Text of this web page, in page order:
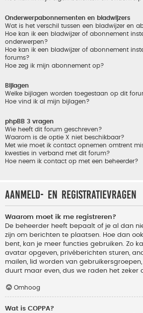
Onderwerpabonnementen en bladwijzers
Wat is het verschil tussen een bladwijzer en
Hoe kan ik een bladwijzer of abonnement
onderwerpen?
Hoe kan ik een bladwijzer of abonnement
forums?
Hoe zeg ik mijn abonnement op?
Bijlagen
Welke bijlagen worden toegestaan op dit
Hoe vind ik al mijn bijlagen?
phpBB 3 vragen
Wie heeft dit forum geschreven?
Waarom is de optie X niet beschikbaar?
Met wie moet ik contact opnemen omtrent
kwesties in verband met dit forum?
Hoe neem ik contact op met een beheerder?
Aanmeld- en registratievragen
Waarom moet ik me registreren?
De beheerder heeft bepaalt of je al dan
zijn om berichten te plaatsen. Hoe dan
bent, kan je meer functies gebruiken. Zo
avatar opgeven, privéberichten sturen,
mailen, lid worden van
duurt maar even, dus we raden het zeker
Omhoog
Wat is COPPA?